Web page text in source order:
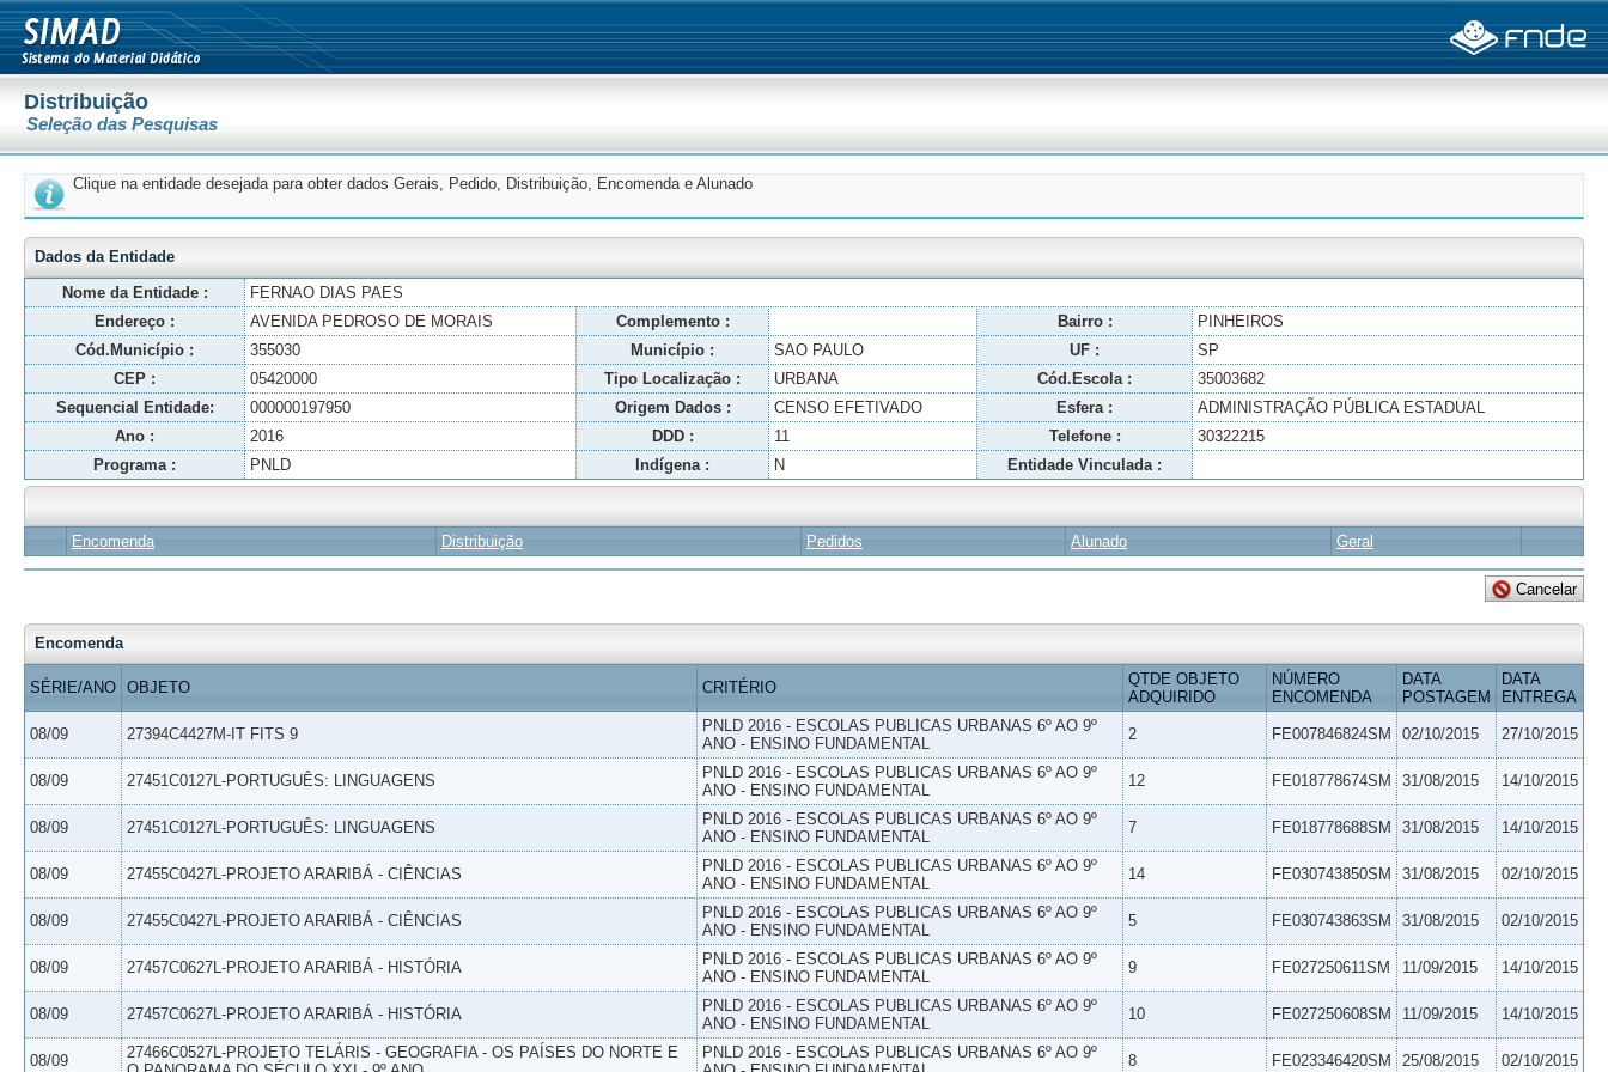
Distribuição
Seleção das Pesquisas
Clique na entidade desejada para obter dados Gerais, Pedido, Distribuição, Encomenda e Alunado
Dados da Entidade
Nome da Entidade :
FERNAO DIAS PAES
Endereço :
AVENIDA PEDROSO DE MORAIS Complemento : Bairro :
PINHEIROS
Cód.Município :
355030 Município : SAO PAULO UF :
SP
CEP :
05420000 Tipo Localização : URBANA Cód.Escola :
35003682
Sequencial Entidade:
000000197950 Origem Dados : CENSO EFETIVADO Esfera :
ADMINISTRAÇÃO PÚBLICA ESTADUAL
Ano :
2016 DDD : 11 Telefone :
30322215
Programa :
PNLD Indígena : N Entidade Vinculada :
Encomenda Distribuição Pedidos Alunado Geral
Encomenda
SÉRIE/ANO OBJETO CRITÉRIO
QTDE OBJETO
ADQUIRIDO
NÚMERO
ENCOMENDA
DATA
POSTAGEM
DATA
ENTREGA
08/09 27394C4427M-IT FITS 9
PNLD 2016 - ESCOLAS PUBLICAS URBANAS 6º AO 9º
ANO - ENSINO FUNDAMENTAL
2 FE007846824SM 02/10/2015 27/10/2015
08/09 27451C0127L-PORTUGUÊS: LINGUAGENS
PNLD 2016 - ESCOLAS PUBLICAS URBANAS 6º AO 9º
ANO - ENSINO FUNDAMENTAL
12 FE018778674SM 31/08/2015 14/10/2015
08/09 27451C0127L-PORTUGUÊS: LINGUAGENS
PNLD 2016 - ESCOLAS PUBLICAS URBANAS 6º AO 9º
ANO - ENSINO FUNDAMENTAL
7 FE018778688SM 31/08/2015 14/10/2015
08/09 27455C0427L-PROJETO ARARIBÁ - CIÊNCIAS
PNLD 2016 - ESCOLAS PUBLICAS URBANAS 6º AO 9º
ANO - ENSINO FUNDAMENTAL
14 FE030743850SM 31/08/2015 02/10/2015
08/09 27455C0427L-PROJETO ARARIBÁ - CIÊNCIAS
PNLD 2016 - ESCOLAS PUBLICAS URBANAS 6º AO 9º
ANO - ENSINO FUNDAMENTAL
5 FE030743863SM 31/08/2015 02/10/2015
08/09 27457C0627L-PROJETO ARARIBÁ - HISTÓRIA
PNLD 2016 - ESCOLAS PUBLICAS URBANAS 6º AO 9º
ANO - ENSINO FUNDAMENTAL
9 FE027250611SM 11/09/2015 14/10/2015
08/09 27457C0627L-PROJETO ARARIBÁ - HISTÓRIA
PNLD 2016 - ESCOLAS PUBLICAS URBANAS 6º AO 9º
ANO - ENSINO FUNDAMENTAL
10 FE027250608SM 11/09/2015 14/10/2015
08/09
27466C0527L-PROJETO TELÁRIS - GEOGRAFIA - OS PAÍSES DO NORTE E
PNLD 2016 - ESCOLAS PUBLICAS URBANAS 6º AO 9º
8 FE023346420SM 25/08/2015 02/10/2015